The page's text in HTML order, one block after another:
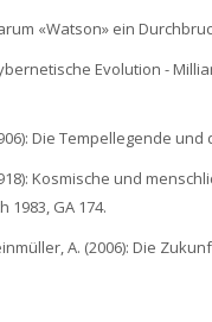
«Watson» ein
Evolution -
Die Tempellegende
Kosmische und
1983, GA 174.
A. (2006): Die